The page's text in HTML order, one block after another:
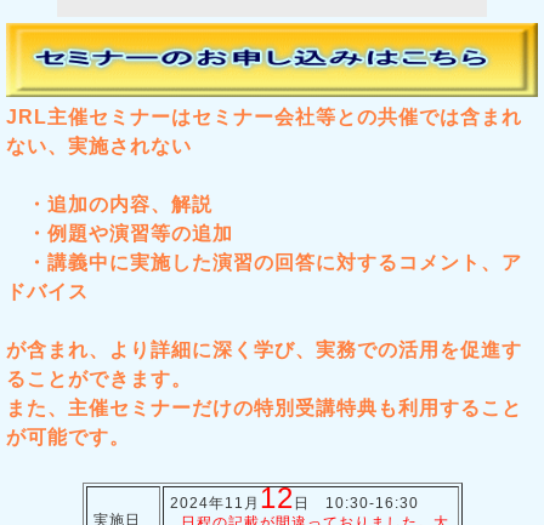
JRL主催セミナーはセミナー会社等との共催では含まれ
ない、実施されない
・追加の内容、解説
・例題や演習等の追加
・講義中に実施した演習の回答に対するコメント、ア
ドバイス
が含まれ、より詳細に深く学び、実務での活用を促進す
ることができます。
また、主催セミナーだけの特別受講特典も利用すること
が可能です。
実施日
2024年11月12日 10:30-16:30